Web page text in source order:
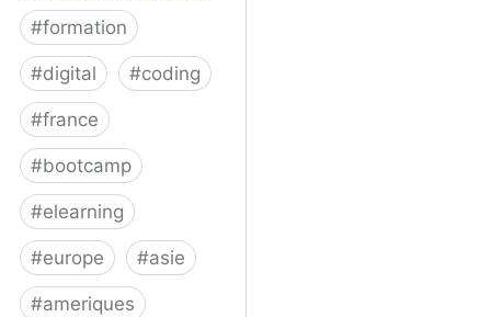
#formation
#digital #coding
#france
#bootcamp
#elearning
#europe #asie
#ameriques